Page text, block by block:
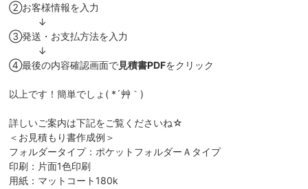
②お客様情報を入力
↓
③発送・お支払方法を入力
↓
④最後の内容確認画面で見積書PDFをクリック
以上です！簡単でしょ( *´艸｀)
詳しいご案内は下記をご覧くださいね☆
＜お見積もり書作成例＞
フォルダータイプ：ポケットフォルダーＡタイプ
印刷：片面1色印刷
用紙：マットコート180k